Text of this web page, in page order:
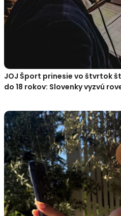
JOJ Šport prinesie vo štvrtok
do 18 rokov: Slovenky vyzvú